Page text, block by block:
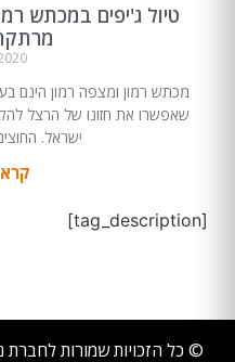
טיול ג'יפים במכתש
מכתש רמון ומצפה רמון הינם
שאפשרו את חזונו של הרצל
ישראל.
[tag_description]
© כל הזכויות שמורות לחברת